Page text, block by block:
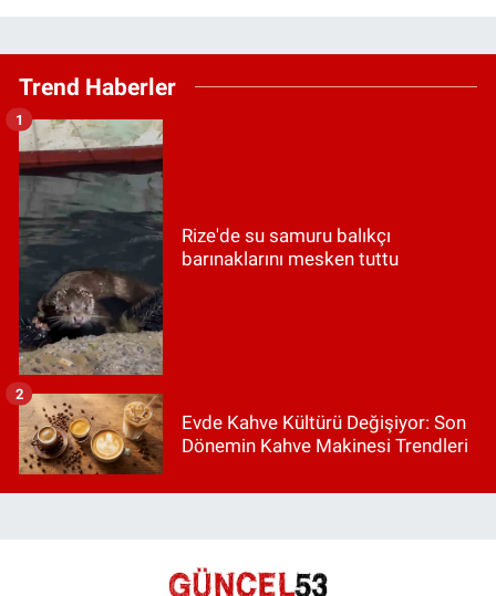
Trend Haberler
Rize'de su samuru balıkçı
barınaklarını mesken tuttu
1
Evde Kahve Kültürü Değişiyor: Son
Dönemin Kahve Makinesi Trendleri
2